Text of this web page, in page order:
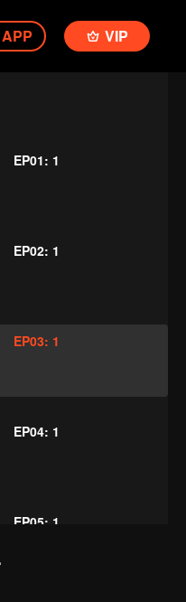
APP VIP
EP01: 1
EP02: 1
EP03: 1
EP04: 1
EP05: 1